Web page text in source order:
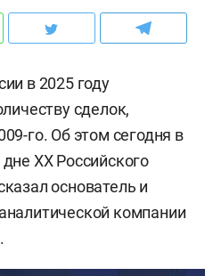
в 2025 году
сделок,
го. Об этом сегодня в
XX Российского
основатель и
компании
.